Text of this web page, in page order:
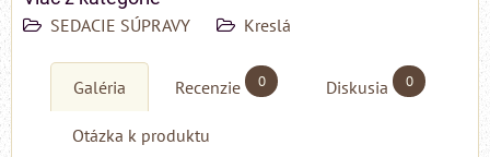
SEDACIE SÚPRAVY Kreslá
Galéria Recenzie 0 Diskusia 0
Otázka k produktu